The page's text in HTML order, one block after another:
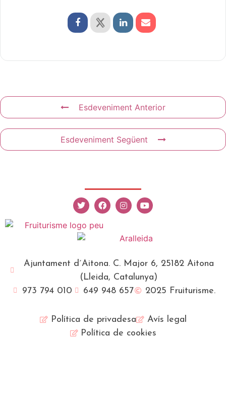
Esdeveniment Anterior
Esdeveniment Següent
Ajuntament d´Aitona. C. Major 6, 25182 Aitona
(Lleida, Catalunya)
973 794 010
649 948 657 2025 Fruiturisme.
Política de privadesa
Avís legal
Política de cookies